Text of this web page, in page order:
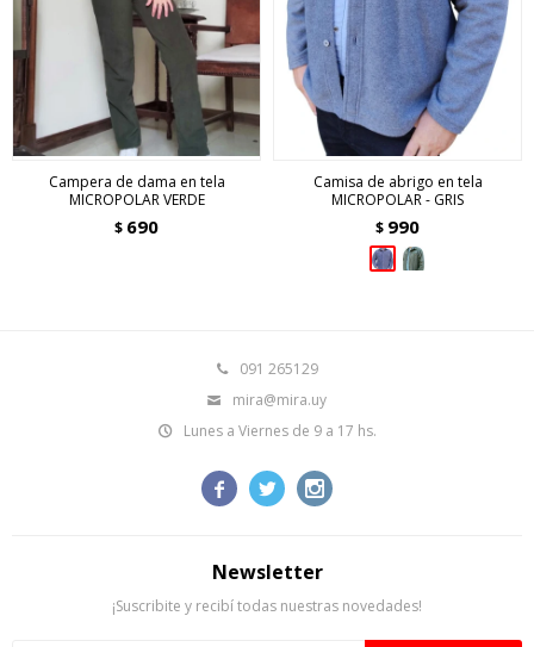
Campera de dama en tela
MICROPOLAR VERDE
$ 690
Camisa de abrigo en tela
MICROPOLAR - GRIS
$ 990
091 265129
mira@mira.uy
Lunes a Viernes de 9 a 17 hs.
  
Newsletter
¡Suscribite y recibí todas nuestras novedades!